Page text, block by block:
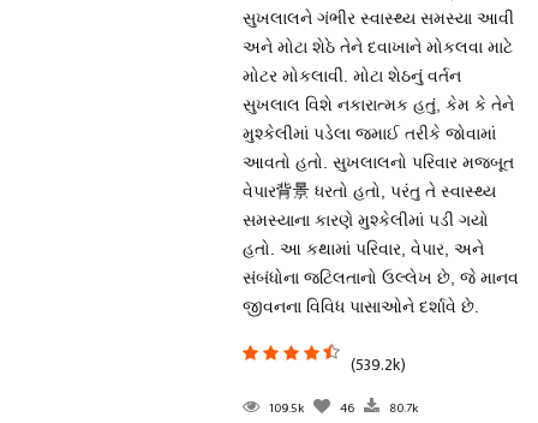
સુખલાલને ગંભીર સ્વાસ્થ્ય સમસ્યા આવી
અને મોટા શેઠે તેને દવાખાને મોકલવા માટે
મોટર મોકલાવી. મોટા શેઠનું વર્તન
સુખલાલ વિશે નકારાત્મક હતું, કેમ કે તેને
મુશ્કેલીમાં પડેલા જમાઈ તરીકે જોવામાં
આવતો હતો. સુખલાલનો પરિવાર મજબૂત
વેપાર背景 ધરતો હતો, પરંતુ તે સ્વાસ્થ્ય
સમસ્યાના કારણે મુશ્કેલીમાં પડી ગયો
હતો. આ કથામાં પરિવાર, વેપાર, અને
સંબંધોના જટિલતાનો ઉલ્લેખ છે, જે માનવ
જીવનના વિવિધ પાસાઓને દર્શાવે છે.
(539.2k)
109.5k 46 80.7k